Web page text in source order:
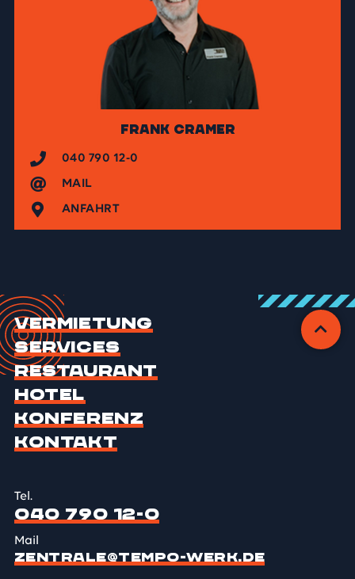
Frank Cramer
040 790 12-0
MAIL
ANFAHRT
Vermietung
Services
Restaurant
Hotel
Konferenz
Kontakt
Tel.
040 790 12-0
Mail
ZENTRALE@TEMPO-WERK.DE